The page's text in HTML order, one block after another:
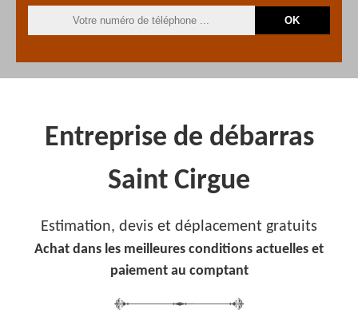
Entreprise de débarras
Saint Cirgue
Estimation, devis et déplacement gratuits
Achat dans les meilleures conditions actuelles et
paiement au comptant